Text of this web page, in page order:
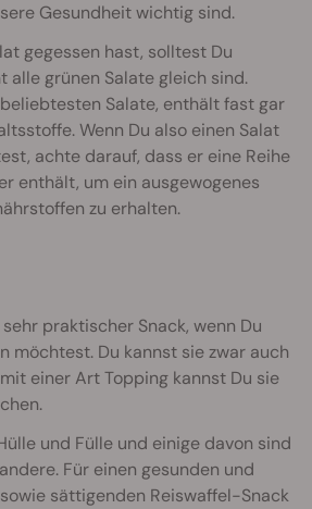
Gesundheit wichtig sind.
gegessen hast, solltest Du
alle grünen Salate gleich sind.
Salate, enthält fast gar
Wenn Du also einen Salat
achte darauf, dass er eine Reihe
enthält, um ein ausgewogenes
zu erhalten.
praktischer Snack, wenn Du
möchtest. Du kannst sie zwar auch
einer Art Topping kannst Du sie
und Fülle und einige davon sind
Für einen gesunden und
sättigenden Reiswaffel-Snack